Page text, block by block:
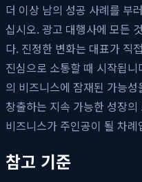
더 이상 남의 성공 사례를 부
십시오. 광고 대행사에 모든
다. 진정한 변화는 대표가 직
진심으로 소통할 때 시작됩니
의 비즈니스에 잠재된 가능
창출하는 지속 가능한 성장
비즈니스가 주인공이 될 차례
참고 기준